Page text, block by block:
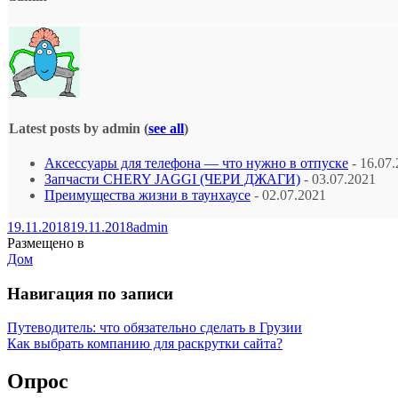
Latest posts by admin (see all)
Аксессуары для телефона — что нужно в отпуске -
Запчасти CHERY JAGGI (ЧЕРИ ДЖАГИ) - 03.07.2021
Преимущества жизни в таунхаусе - 02.07.2021
19.11.201819.11.2018admin
Размещено в
Дом
Навигация по записи
Путеводитель: что обязательно сделать в Грузии
Как выбрать компанию для раскрутки сайта?
Опрос